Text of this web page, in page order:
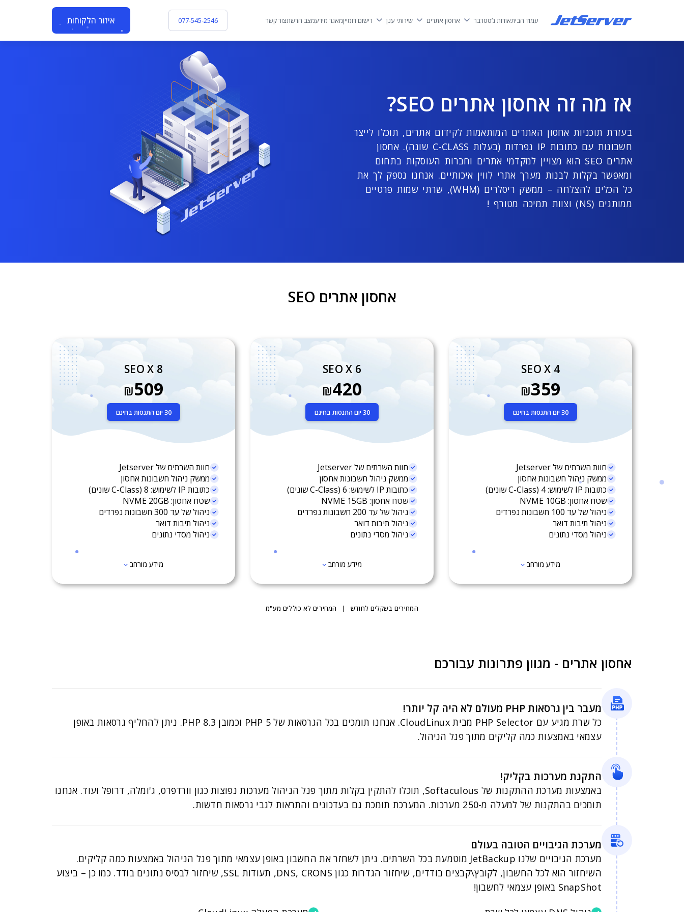
עמוד הביתאודות ג’טסרבר אחסון אתרים שירותי ענן רישום דומייןמאגר מידעמצב הרשתצור קשר 077-545-2546 איזור הלקוחות
אז מה זה אחסון אתרים SEO?
בעזרת תוכניות אחסון האתרים המותאמות לקידום אתרים, תוכלו לייצר
חשבונות עם כתובות IP נפרדות (בעלות C-CLASS שונה). אחסון
אתרים SEO הוא מצויין למקדמי אתרים וחברות העוסקות בתחום
ומאפשר בקלות לבנות מערך אתרי לווין איכותיים. אנחנו נספק לך את
כל הכלים להצלחה – ממשק ריסלרים (WHM), שרתי שמות פרטיים
ממותגים (NS) וצוות תמיכה מטורף !
אחסון אתרים SEO
SEO X 4
₪359
30 יום התנסות בחינם
חוות השרתים של Jetserver
ממשק ניהול חשבונות אחסון
כתובות IP לשימוש: 4 (C-Class שונים)
שטח אחסון: NVME 10GB
ניהול של עד 100 חשבונות נפרדים
ניהול תיבות דואר
ניהול מסדי נתונים
מידע מורחב
SEO X 6
₪420
30 יום התנסות בחינם
חוות השרתים של Jetserver
ממשק ניהול חשבונות אחסון
כתובות IP לשימוש: 6 (C-Class שונים)
שטח אחסון: NVME 15GB
ניהול של עד 200 חשבונות נפרדים
ניהול תיבות דואר
ניהול מסדי נתונים
מידע מורחב
SEO X 8
₪509
30 יום התנסות בחינם
חוות השרתים של Jetserver
ממשק ניהול חשבונות אחסון
כתובות IP לשימוש: 8 (C-Class שונים)
שטח אחסון: NVME 20GB
ניהול של עד 300 חשבונות נפרדים
ניהול תיבות דואר
ניהול מסדי נתונים
מידע מורחב
המחירים בשקלים לחודש | המחירים לא כוללים מע"מ
אחסון אתרים - מגוון פתרונות עבורכם
מעבר בין גרסאות PHP מעולם לא היה קל יותר!
כל שרת מגיע עם PHP Selector מבית CloudLinux. אנחנו תומכים בכל הגרסאות של PHP 5 וכמובן PHP 8.3. ניתן להחליף גרסאות באופן
עצמאי באמצעות כמה קליקים מתוך פנל הניהול.
התקנת מערכות בקליק!
באמצעות מערכת ההתקנות של Softaculous, תוכלו להתקין בקלות מתוך פנל הניהול מערכות נפוצות כגון וורדפרס, ג'ומלה, דרופל ועוד. אנחנו
תומכים בהתקנות של למעלה מ-250 מערכות. המערכת תומכת גם בעדכונים והתראות לגבי גרסאות חדשות.
מערכת הגיבויים הטובה בעולם
מערכת הגיבויים שלנו JetBackup מוטמעת בכל השרתים. ניתן לשחזר את החשבון באופן עצמאי מתוך פנל הניהול באמצעות כמה קליקים.
השיחזור הוא לכל החשבון, לקובץ\קבצים בודדים, שיחזור הגדרות כגון DNS, CRONS, תעודות SSL, שיחזור לבסיס נתונים בודד. כמו כן – ביצוע
SnapShot באופן עצמאי לחשבון!